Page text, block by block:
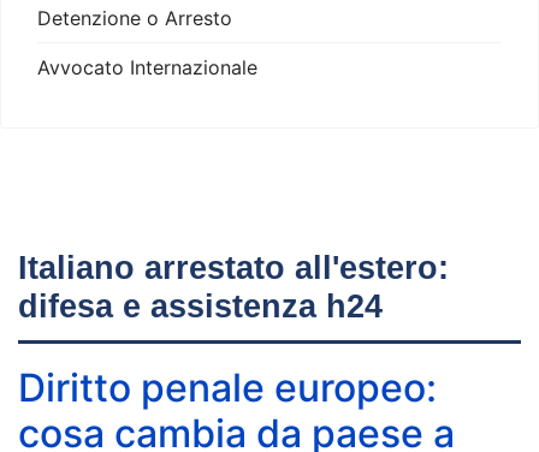
Detenzione o Arresto
Avvocato Internazionale
Italiano arrestato all'estero:
difesa e assistenza h24
Diritto penale europeo:
cosa cambia da paese a